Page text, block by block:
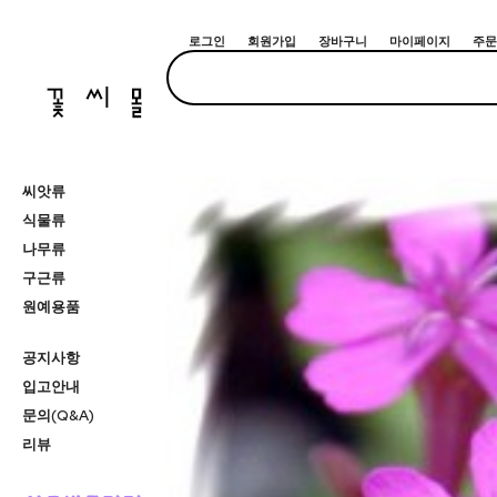
로그인 회원가입 장바구니 마이페이지 주
씨앗류
식물류
나무류
구근류
원예용품
공지사항
입고안내
문의(Q&A)
리뷰